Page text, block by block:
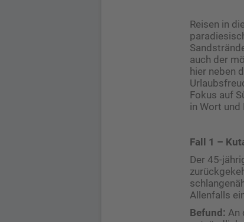
Reisen in
auch der
hier neben
Fokus auf
in Wort
Fall 1 –
Der 45-
Allenfalls
Befund: An